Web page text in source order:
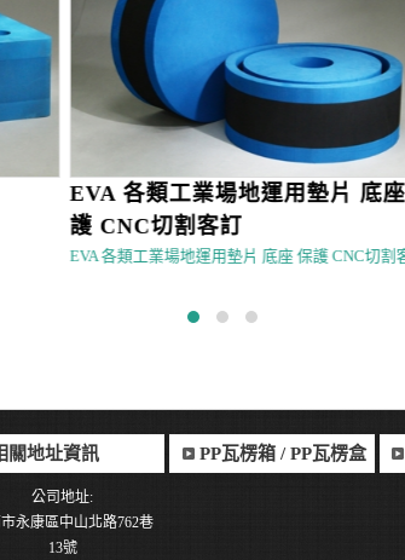
EVA 各類工業場地運用墊片 底座 保
護 CNC切割客訂
EVA 各類工業場地運用墊片 底座 保護 CNC切割客訂
關地址資訊
公司地址:
永康區中山北路762巷
13號
PP瓦楞箱 / PP瓦楞盒